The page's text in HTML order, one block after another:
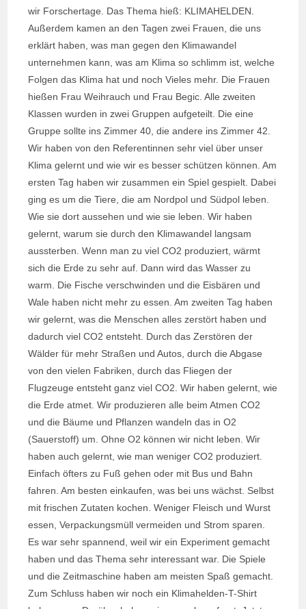
wir Forschertage. Das Thema hieß: KLIMAHELDEN.
Außerdem kamen an den Tagen zwei Frauen, die uns
erklärt haben, was man gegen den Klimawandel
unternehmen kann, was am Klima so schlimm ist, welche
Folgen das Klima hat und noch Vieles mehr. Die Frauen
hießen Frau Weihrauch und Frau Begic. Alle zweiten
Klassen wurden in zwei Gruppen aufgeteilt. Die eine
Gruppe sollte ins Zimmer 40, die andere ins Zimmer 42.
Wir haben von den Referentinnen sehr viel über unser
Klima gelernt und wie wir es besser schützen können. Am
ersten Tag haben wir zusammen ein Spiel gespielt. Dabei
ging es um die Tiere, die am Nordpol und Südpol leben.
Wie sie dort aussehen und wie sie leben. Wir haben
gelernt, warum sie durch den Klimawandel langsam
aussterben. Wenn man zu viel CO2 produziert, wärmt
sich die Erde zu sehr auf. Dann wird das Wasser zu
warm. Die Fische verschwinden und die Eisbären und
Wale haben nicht mehr zu essen. Am zweiten Tag haben
wir gelernt, was die Menschen alles zerstört haben und
dadurch viel CO2 entsteht. Durch das Zerstören der
Wälder für mehr Straßen und Autos, durch die Abgase
von den vielen Fabriken, durch das Fliegen der
Flugzeuge entsteht ganz viel CO2. Wir haben gelernt, wie
die Erde atmet. Wir produzieren alle beim Atmen CO2
und die Bäume und Pflanzen wandeln das in O2
(Sauerstoff) um. Ohne O2 können wir nicht leben. Wir
haben auch gelernt, wie man weniger CO2 produziert.
Einfach öfters zu Fuß gehen oder mit Bus und Bahn
fahren. Am besten einkaufen, was bei uns wächst. Selbst
mit frischen Zutaten kochen. Weniger Fleisch und Wurst
essen, Verpackungsmüll vermeiden und Strom sparen.
Es war sehr spannend, weil wir ein Experiment gemacht
haben und das Thema sehr interessant war. Die Spiele
und die Zeitmaschine haben am meisten Spaß gemacht.
Zum Schluss haben wir noch ein Klimahelden-T-Shirt